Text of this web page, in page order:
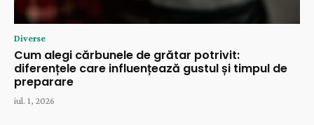
Diverse
Cum alegi cărbunele de grătar potrivit:
diferențele care influențează gustul și timpul de
preparare
iul. 1, 2026